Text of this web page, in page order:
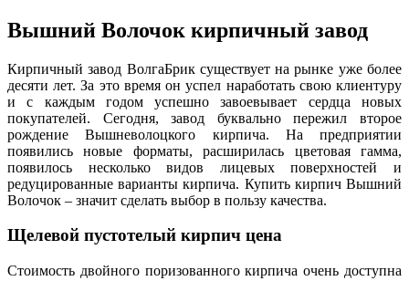
Вышний Волочок кирпичный завод
Кирпичный завод ВолгаБрик существует на рынке уже более
десяти лет. За это время он успел наработать свою клиентуру
и с каждым годом успешно завоевывает сердца новых
покупателей. Сегодня, завод буквально пережил второе
рождение Вышневолоцкого кирпича. На предприятии
появились новые форматы, расширилась цветовая гамма,
появилось несколько видов лицевых поверхностей и
редуцированные варианты кирпича. Купить кирпич Вышний
Волочок – значит сделать выбор в пользу качества.
Щелевой пустотелый кирпич цена
Стоимость двойного поризованного кирпича очень доступна